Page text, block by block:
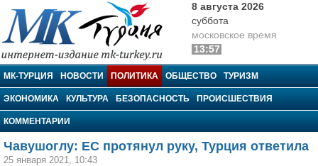
МК-Турция
8 августа 2026
суббота
московское время
13:57
МК-ТУРЦИЯ НОВОСТИ ПОЛИТИКА ОБЩЕСТВО ТУРИЗМ
ЭКОНОМИКА КУЛЬТУРА БЕЗОПАСНОСТЬ ПРОИСШЕСТВИЯ
КОММЕНТАРИИ
Чавушоглу: ЕС протянул руку, Турция ответила
25 января 2021, 10:43